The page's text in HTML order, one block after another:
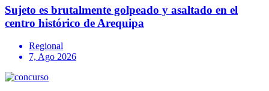
Sujeto es brutalmente golpeado y asaltado en el
centro histórico de Arequipa
Regional
7, Ago 2026